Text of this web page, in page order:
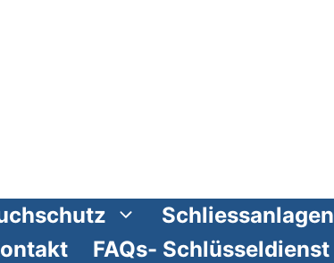
Schliessanlagen
FAQs- Schlüsseldienst